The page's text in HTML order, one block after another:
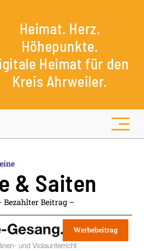
Heimat. Herz.
Höhepunkte.
Heimat für den
Kreis Ahrweiler.
& Saiten
Bezahlter Beitrag –
Werbebeitrag